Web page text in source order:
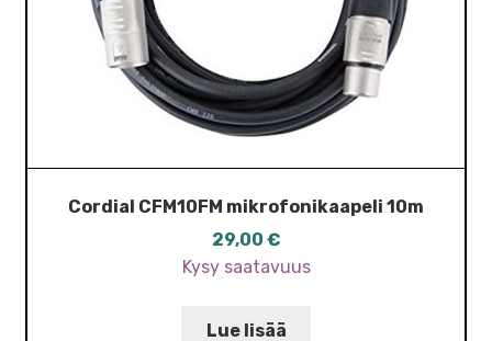
Cordial CFM10FM mikrofonikaapeli 10m
29,00 €
Kysy saatavuus
Lue lisää